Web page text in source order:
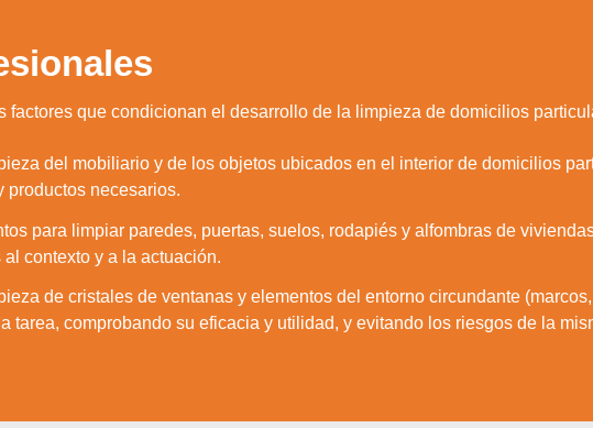
factores que condicionan el desarrollo de la limpieza de domicilios
del mobiliario y de los objetos ubicados en el interior de domicilios
productos necesarios.
para limpiar paredes, puertas, suelos, rodapiés y alfombras de
contexto y a la actuación.
de cristales de ventanas y elementos del entorno circundante
tarea, comprobando su eficacia y utilidad, y evitando los riesgos de la